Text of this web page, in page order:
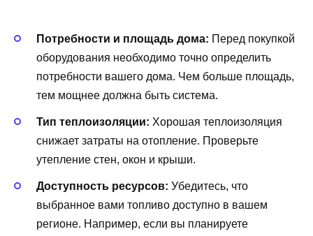
Потребности и площадь дома: Перед покупкой
оборудования необходимо точно определить
потребности вашего дома. Чем больше площадь,
тем мощнее должна быть система.
Тип теплоизоляции: Хорошая теплоизоляция
снижает затраты на отопление. Проверьте
утепление стен, окон и крыши.
Доступность ресурсов: Убедитесь, что
выбранное вами топливо доступно в вашем
регионе. Например, если вы планируете